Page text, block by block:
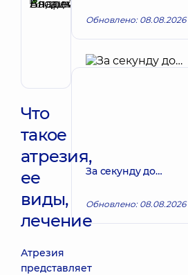
Андрей
Владимирович
Хирург
эндоваскулярный
Запись к врачу
Что
такое
атрезия,
ее
виды,
лечение
Атрезия
представляет
Обновлено: 08.08.2026
За секунду до…
Обновлено: 08.08.2026